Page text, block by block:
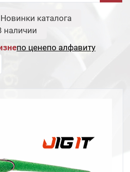
Новинки каталога
наличии
по ценепо алфавиту